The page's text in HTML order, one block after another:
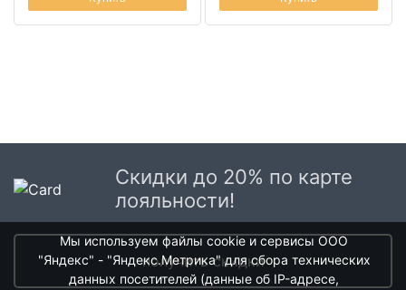
Скидки до 20% по карте
лояльности!
получить скидки
Мы используем файлы cookie и сервисы ООО
"Яндекс" - "Яндекс.Метрика" для сбора технических
данных посетителей (данные об IP-адресе,